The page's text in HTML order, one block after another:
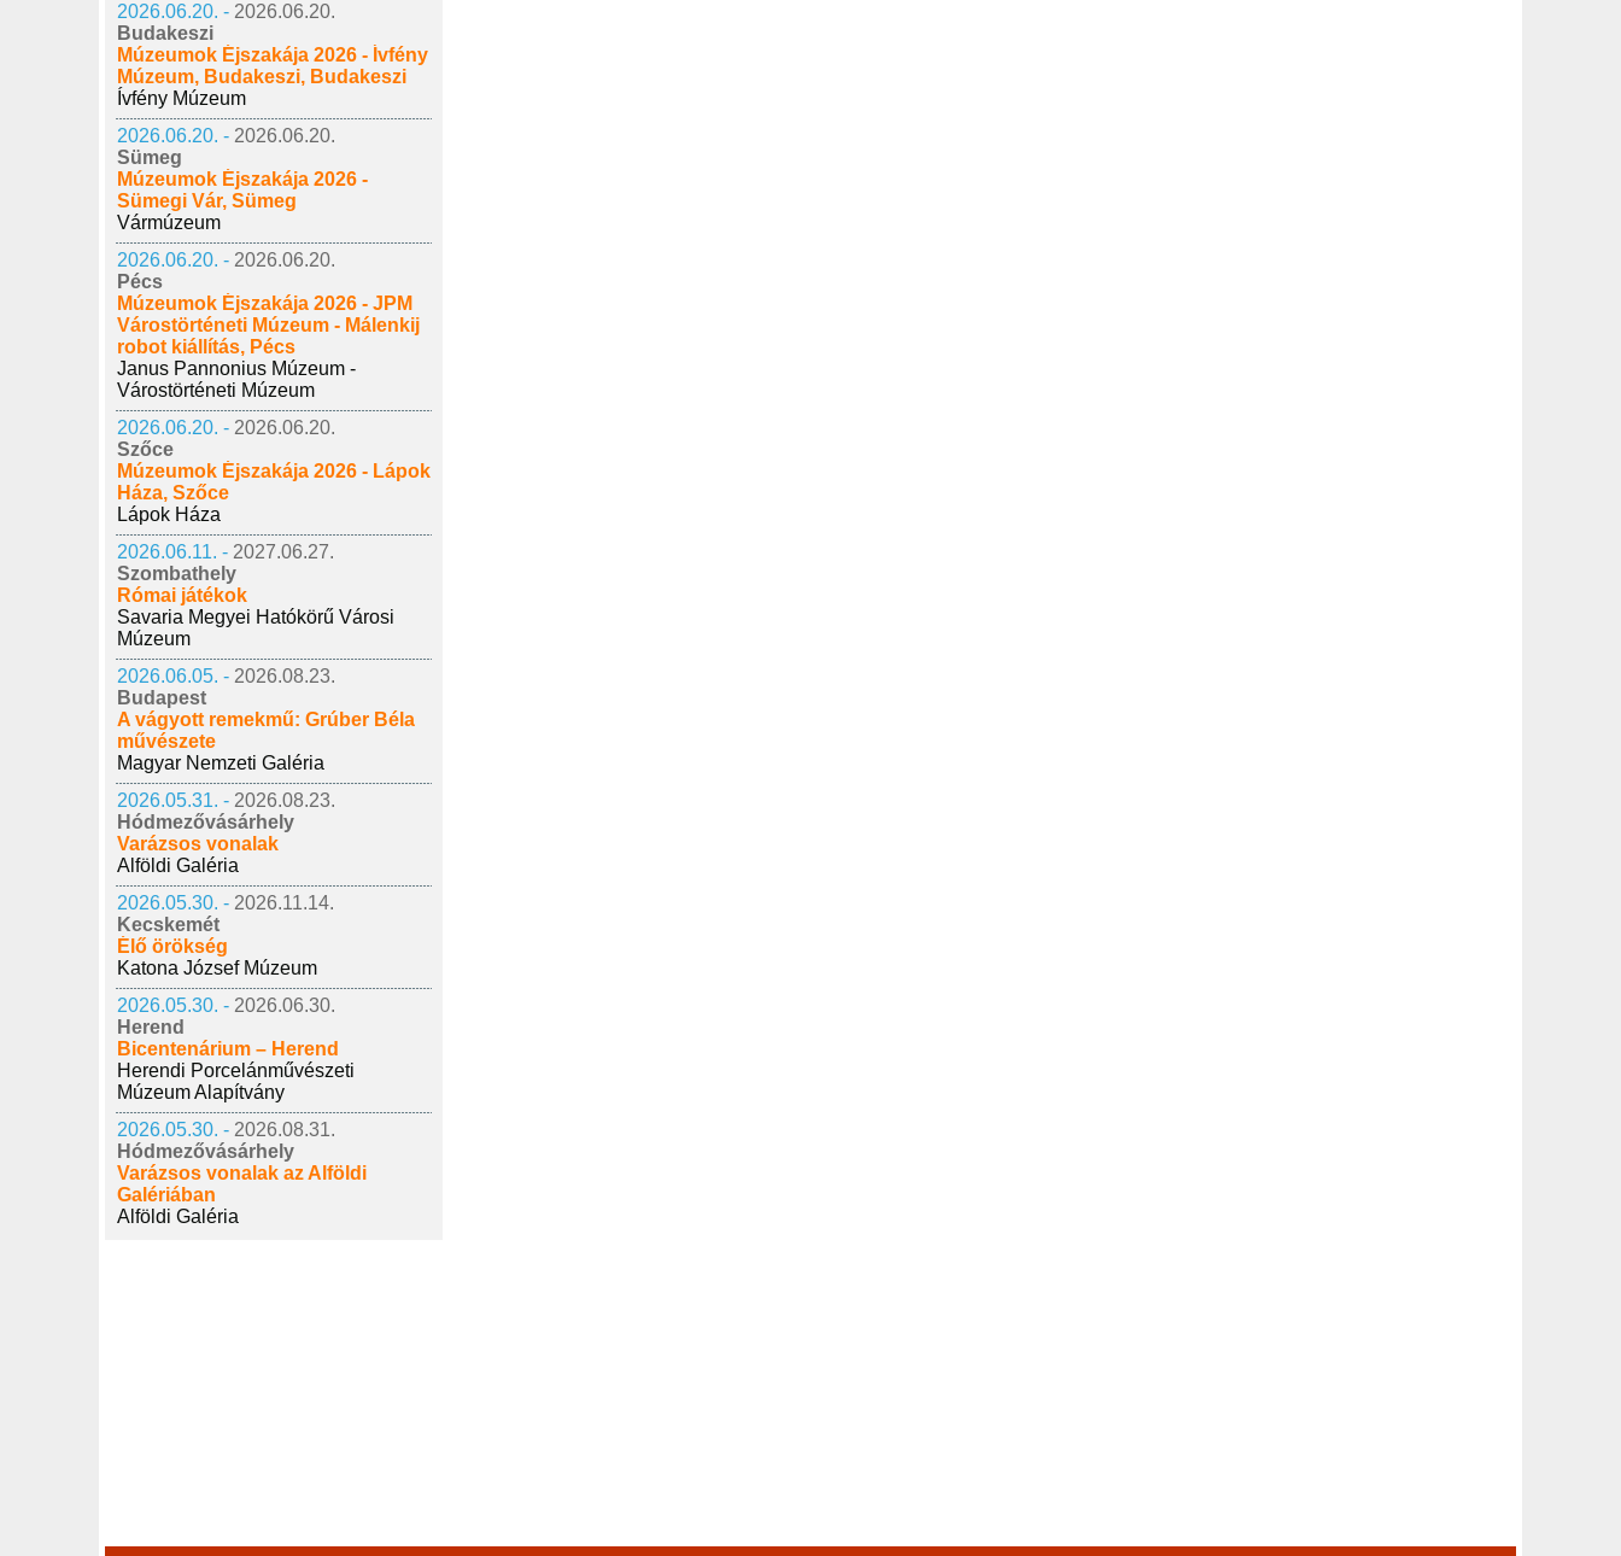
2026.06.20. - 2026.06.20.
Budakeszi
Múzeumok Éjszakája 2026 - Ívfény
Múzeum, Budakeszi, Budakeszi
Ívfény Múzeum
2026.06.20. - 2026.06.20.
Sümeg
Múzeumok Éjszakája 2026 -
Sümegi Vár, Sümeg
Vármúzeum
2026.06.20. - 2026.06.20.
Pécs
Múzeumok Éjszakája 2026 - JPM
Várostörténeti Múzeum - Málenkij
robot kiállítás, Pécs
Janus Pannonius Múzeum -
Várostörténeti Múzeum
2026.06.20. - 2026.06.20.
Szőce
Múzeumok Éjszakája 2026 - Lápok
Háza, Szőce
Lápok Háza
2026.06.11. - 2027.06.27.
Szombathely
Római játékok
Savaria Megyei Hatókörű Városi
Múzeum
2026.06.05. - 2026.08.23.
Budapest
A vágyott remekmű: Grúber Béla
művészete
Magyar Nemzeti Galéria
2026.05.31. - 2026.08.23.
Hódmezővásárhely
Varázsos vonalak
Alföldi Galéria
2026.05.30. - 2026.11.14.
Kecskemét
Élő örökség
Katona József Múzeum
2026.05.30. - 2026.06.30.
Herend
Bicentenárium – Herend
Herendi Porcelánművészeti
Múzeum Alapítvány
2026.05.30. - 2026.08.31.
Hódmezővásárhely
Varázsos vonalak az Alföldi
Galériában
Alföldi Galéria